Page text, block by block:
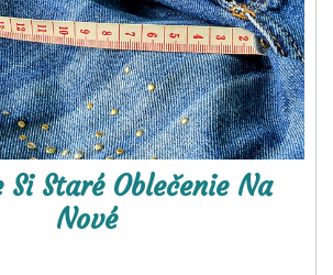
obsahovo nabitý
online magazín.
Si Staré Oblečenie Na
Nové